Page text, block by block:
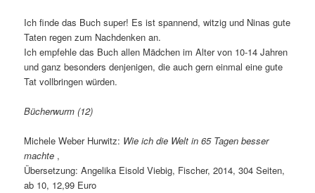
Ich finde das Buch super! Es ist spannend, witzig und Ninas gute
Taten regen zum Nachdenken an.
Ich empfehle das Buch allen Mädchen im Alter von 10-14 Jahren
und ganz besonders denjenigen, die auch gern einmal eine gute
Tat vollbringen würden.
Bücherwurm (12)
Michele Weber Hurwitz: Wie ich die Welt in 65 Tagen besser
machte ,
Übersetzung: Angelika Eisold Viebig, Fischer, 2014, 304 Seiten,
ab 10, 12,99 Euro